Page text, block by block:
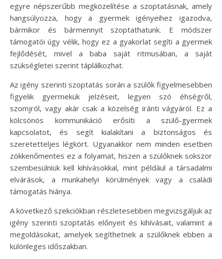
egyre népszerűbb megközelítése a szoptatásnak, amely
hangsúlyozza, hogy a gyermek igényeihez igazodva,
bármikor és bármennyit szoptathatunk. E módszer
támogatói úgy vélik, hogy ez a gyakorlat segíti a gyermek
fejlődését, mivel a baba saját ritmusában, a saját
szükségletei szerint táplálkozhat.
Az igény szerinti szoptatás során a szülők figyelmesebben
figyelik gyermekük jelzéseit, legyen szó éhségről,
szomjról, vagy akár csak a közelség iránti vágyáról. Ez a
kölcsönös kommunikáció erősíti a szülő-gyermek
kapcsolatot, és segít kialakítani a biztonságos és
szeretetteljes légkört. Ugyanakkor nem minden esetben
zökkenőmentes ez a folyamat, hiszen a szülőknek sokszor
szembesülniük kell kihívásokkal, mint például a társadalmi
elvárások, a munkahelyi körülmények vagy a családi
támogatás hiánya.
A következő szekciókban részletesebben megvizsgáljuk az
igény szerinti szoptatás előnyeit és kihívásait, valamint a
megoldásokat, amelyek segíthetnek a szülőknek ebben a
különleges időszakban.